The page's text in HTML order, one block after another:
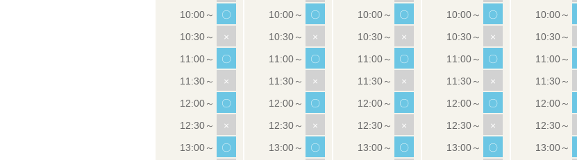
〇
×
〇
×
〇
×
〇
〇
×
〇
×
〇
×
〇
〇
×
〇
×
〇
×
〇
〇
×
〇
×
〇
×
〇